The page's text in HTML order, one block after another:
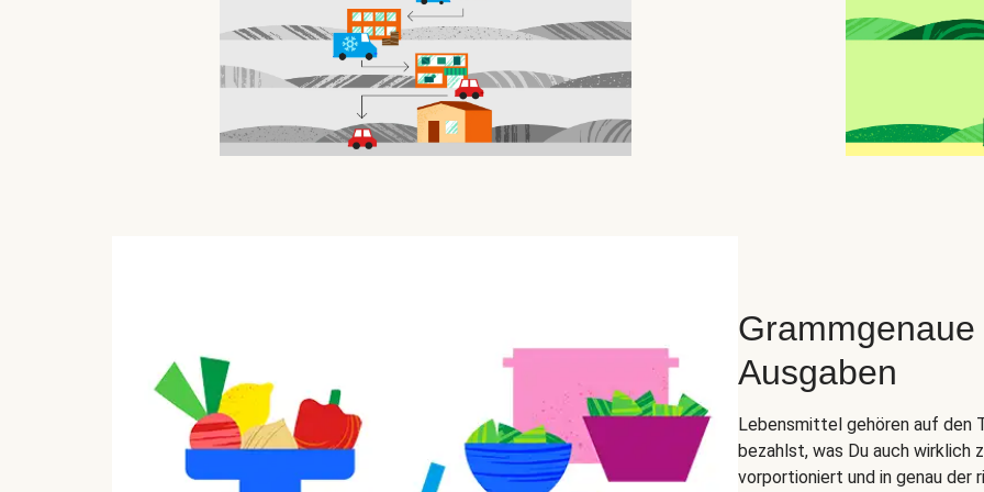
Ausgaben
Lebensmittel gehören auf den
bezahlst, was Du auch
vorportioniert und in genau der